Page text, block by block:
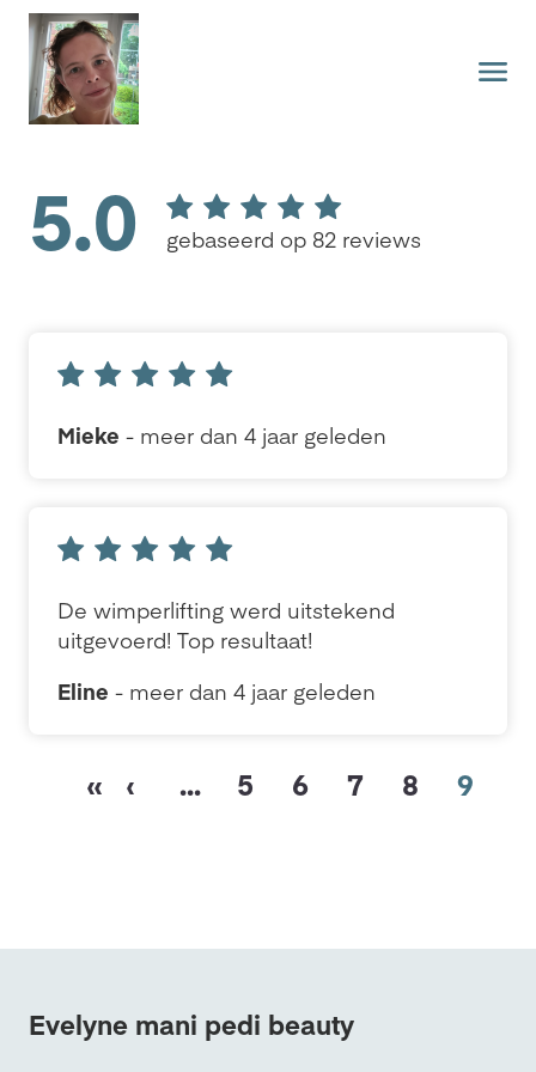
5.0 gebaseerd op 82 reviews
Mieke - meer dan 4 jaar geleden
De wimperlifting werd uitstekend
uitgevoerd! Top resultaat!
Eline - meer dan 4 jaar geleden
« ‹ ... 5 6 7 8 9
Evelyne mani pedi beauty